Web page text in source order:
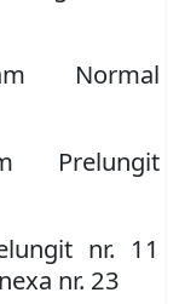
Normal
Prelungit
nr. 11
nr. 23